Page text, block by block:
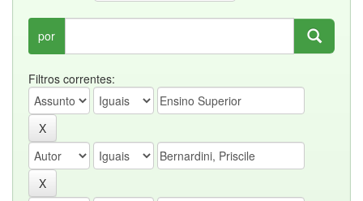
por
Filtros correntes: